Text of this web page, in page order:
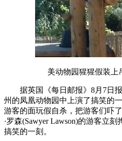
美动物园猩猩假装上
据英国《每日邮报》8月7日报
州的凤凰动物园中上演了搞笑的
游客的面玩假自杀，把游客们吓
·罗森(Sawyer Lawson)的游客立
搞笑的一刻。